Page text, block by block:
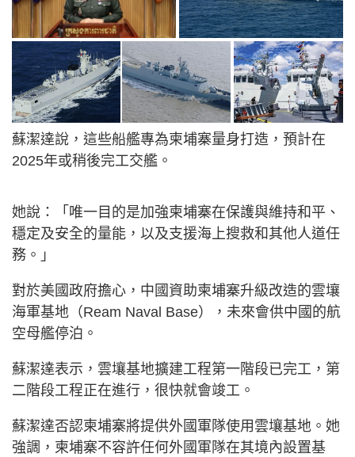
蘇潔達說，這些船艦專為柬埔寨量身打造，預計在
2025年或稍後完工交艦。
她說：「唯一目的是加強柬埔寨在保護與維持和平、
穩定及安全的量能，以及支援海上搜救和其他人道任
務。」
對於美國政府擔心，中國資助柬埔寨升級改造的雲壤
海軍基地（Ream Naval Base），未來會供中國的航
空母艦停泊。
蘇潔達表示，雲壤基地擴建工程第一階段已完工，第
二階段工程正在進行，很快就會竣工。
蘇潔達否認柬埔寨將提供外國軍隊使用雲壤基地。她
強調，柬埔寨不容許任何外國軍隊在其境內設置基